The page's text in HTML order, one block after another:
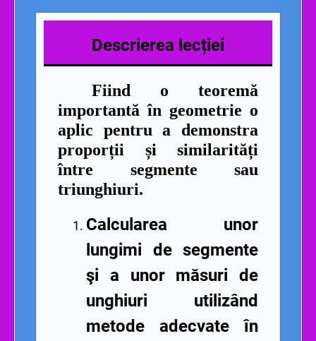
Descrierea lecției
Fiind o teoremă
importantă în geometrie o
aplic pentru a demonstra
proporții și similarități
între segmente sau
triunghiuri.
Calcularea unor
lungimi de segmente
şi a unor măsuri de
unghiuri utilizând
metode adecvate în